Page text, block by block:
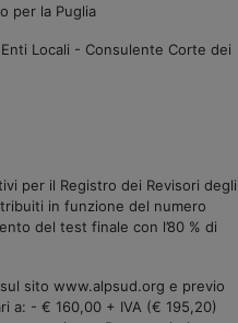
per la Puglia
Locali - Consulente Corte dei
per il Registro dei Revisori degli
in funzione del numero
del test finale con l’80 % di
sito www.alpsud.org e previo
a: - € 160,00 + IVA (€ 195,20)